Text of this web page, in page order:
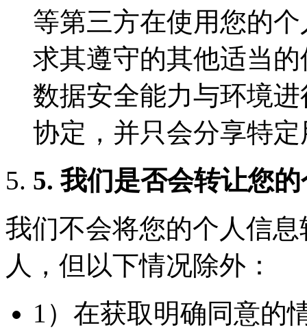
等第三方在使用您的
求其遵守的其他适当
数据安全能力与环境
协定，并只会分享特
5. 我们是否会转让您
我们不会将您的个人信
人，但以下情况除外：
1）在获取明确同意的